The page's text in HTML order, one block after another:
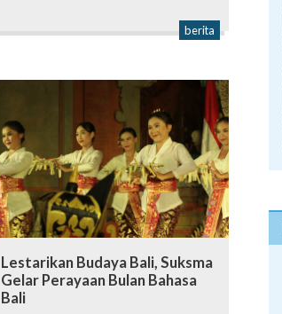
berita
Lestarikan Budaya Bali, Suksma
Gelar Perayaan Bulan Bahasa
Bali